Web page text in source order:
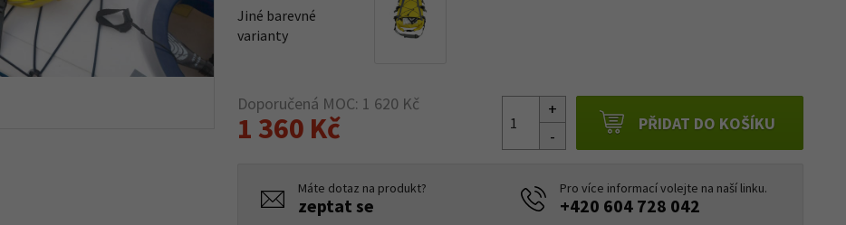
Jiné barevné
varianty
Doporučená MOC: 1 620 Kč
1 360 Kč PŘIDAT DO KOŠÍKU
Máte dotaz na produkt?
zeptat se
Pro více informací volejte na naší linku.
+420 604 728 042